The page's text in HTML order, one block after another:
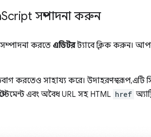
Script সম্পাদনা করুন
করতে এডিটরট্যাবে ক্লিক করুন।
করতেও সাহায্য করে। উদাহরণস্বরূপ, এটি
এবং অবৈধ URL সহ HTML href